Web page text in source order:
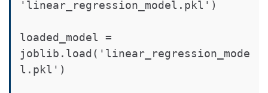
'linear_regression_model.pkl')
loaded_model =
joblib.load('linear_regression_mode
l.pkl')